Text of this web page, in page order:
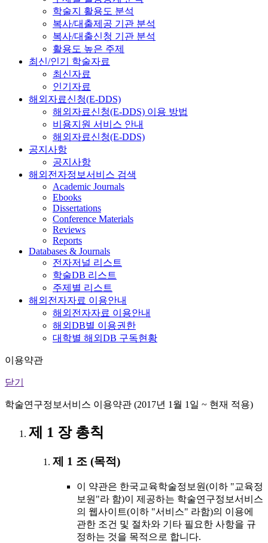
학술지 활용도 분석
복사/대출제공 기관 분석
복사/대출신청 기관 분석
활용도 높은 주제
최신/인기 학술자료
최신자료
인기자료
해외자료신청(E-DDS)
해외자료신청(E-DDS) 이용 방법
비용지원 서비스 안내
해외자료신청(E-DDS)
공지사항
공지사항
해외전자정보서비스 검색
Academic Journals
Ebooks
Dissertations
Conference Materials
Reviews
Reports
Databases & Journals
전자저널 리스트
학술DB 리스트
주제별 리스트
해외전자자료 이용안내
해외전자자료 이용안내
해외DB별 이용권한
대학별 해외DB 구독현황
이용약관
닫기
학술연구정보서비스 이용약관 (2017년 1월 1일 ~ 현재 적용)
제 1 장 총칙
제 1 조 (목적)
이 약관은 한국교육학술정보원(이하 "교육정
보원"라 함)이 제공하는 학술연구정보서비스
의 웹사이트(이하 "서비스" 라함)의 이용에
관한 조건 및 절차와 기타 필요한 사항을 규
정하는 것을 목적으로 합니다.